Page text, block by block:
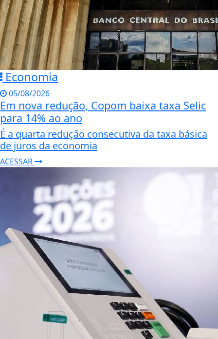
Economia
05/08/2026
Em nova redução, Copom baixa taxa Selic
para 14% ao ano
É a quarta redução consecutiva da taxa básica
de juros da economia
ACESSAR